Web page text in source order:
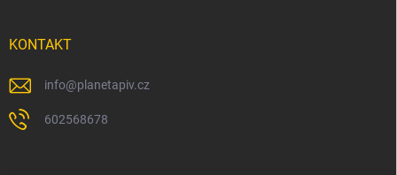
KONTAKT
info@planetapiv.cz
602568678